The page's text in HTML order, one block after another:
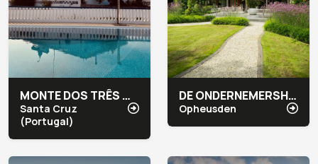
MONTE DOS TRÊS MOINHOS
Santa Cruz
(Portugal)
DE ONDERNEMERSHOEVE
Opheusden